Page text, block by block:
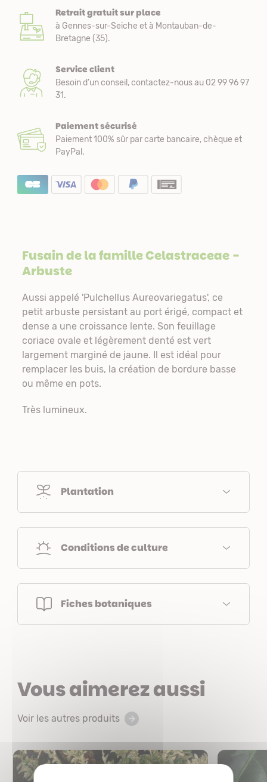
Retrait gratuit sur place
à Gennes-sur-Seiche et à Montauban-de-
Bretagne (35).
Service client
Besoin d’un conseil, contactez-nous au 02 99 96 97
31.
Paiement sécurisé
Paiement 100% sûr par carte bancaire, chèque et
PayPal.
Fusain de la familleCelastraceae-
Arbuste
Aussi appelé 'Pulchellus Aureovariegatus', ce
petit arbuste persistant au port érigé, compact et
dense a une croissance lente. Son feuillage
coriace ovale et légèrement denté est vert
largement marginé de jaune. Il est idéal pour
remplacer les buis, la création de bordure basse
ou même en pots.
Très lumineux.
Plantation
Conditions de culture
Fiches botaniques
Vous aimerez aussi
Voir les autres produits